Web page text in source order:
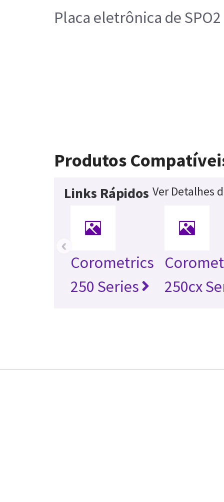
Placa eletrônica de
Produtos
Links Rápidos Ver Detalhes
Corometrics
250 Series
250cx
‹